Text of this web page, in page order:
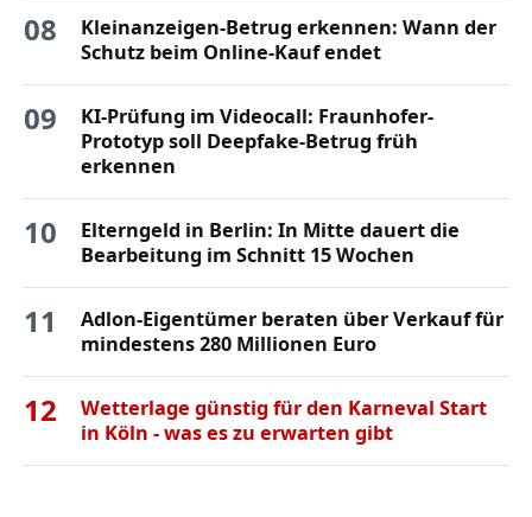
08
Kleinanzeigen-Betrug erkennen: Wann der
Schutz beim Online-Kauf endet
09
KI-Prüfung im Videocall: Fraunhofer-
Prototyp soll Deepfake-Betrug früh
erkennen
10
Elterngeld in Berlin: In Mitte dauert die
Bearbeitung im Schnitt 15 Wochen
11
Adlon-Eigentümer beraten über Verkauf für
mindestens 280 Millionen Euro
12
Wetterlage günstig für den Karneval Start
in Köln - was es zu erwarten gibt